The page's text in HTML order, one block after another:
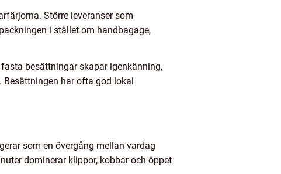
Större leveranser som
i stället om handbagage,
besättningar skapar igenkänning,
Besättningen har ofta god lokal
som en övergång mellan vardag
dominerar klippor, kobbar och öppet